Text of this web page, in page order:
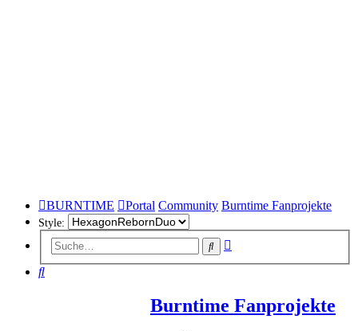
BURNTIME Portal Community Burntime Fanprojekte
Style:
Suche
Suche
Burntime Fanprojekte